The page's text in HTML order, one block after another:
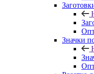
Значки